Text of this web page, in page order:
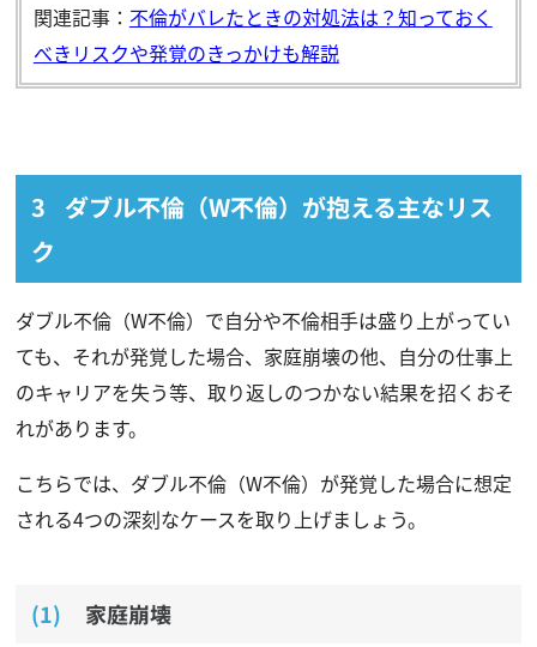
関連記事： 不倫がバレたときの対処法は？知っておく
べきリスクや発覚のきっかけも解説
ダブル不倫（W不倫）が抱える主なリス
ク
ダブル不倫（W不倫）で自分や不倫相手は盛り上がってい
ても、それが発覚した場合、家庭崩壊の他、自分の仕事上
のキャリアを失う等、取り返しのつかない結果を招くおそ
れがあります。
こちらでは、ダブル不倫（W不倫）が発覚した場合に想定
される4つの深刻なケースを取り上げましょう。
家庭崩壊